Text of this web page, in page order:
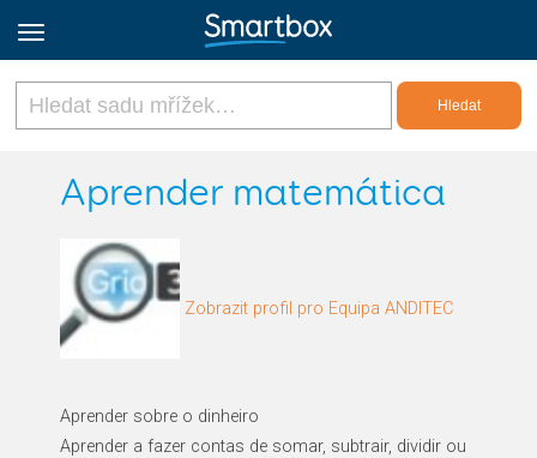
Online Grids
Zaregistrovat se
Aprender matemática
Zobrazit profil pro Equipa ANDITEC
Aprender sobre o dinheiro
Aprender a fazer contas de somar, subtrair, dividir ou